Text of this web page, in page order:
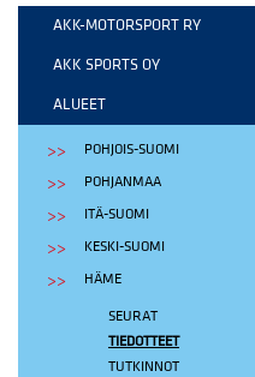
AKK-MOTORSPORT RY
AKK SPORTS OY
ALUEET
POHJOIS-SUOMI
POHJANMAA
ITÄ-SUOMI
KESKI-SUOMI
HÄME
SEURAT
TIEDOTTEET
TUTKINNOT